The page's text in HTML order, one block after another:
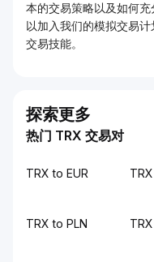
本的交易策略以及如何
以加入我们的模拟交易
交易技能。
探索更多
热门 TRX 交易对
TRX to EUR
TRX to PLN